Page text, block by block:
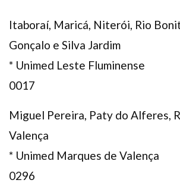
Itaboraí, Maricá, Niterói, Rio
Gonçalo e Silva Jardim
* Unimed Leste Fluminense
0017
Miguel Pereira, Paty do Alferes,
Valença
* Unimed Marques de Valença
0296